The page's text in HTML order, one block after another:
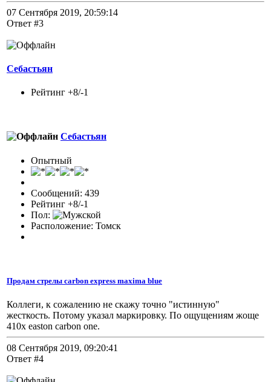
07 Сентября 2019, 20:59:14
Ответ #3
Себастьян
Рейтинг +8/-1
Себастьян
Опытный
Сообщений: 439
Рейтинг +8/-1
Пол:
Расположение: Томск
Продам стрелы carbon express maxima blue
Коллеги, к сожалению не скажу точно "истинную"
жесткость. Потому указал маркировку. По ощущениям жоще
410х easton carbon one.
08 Сентября 2019, 09:20:41
Ответ #4